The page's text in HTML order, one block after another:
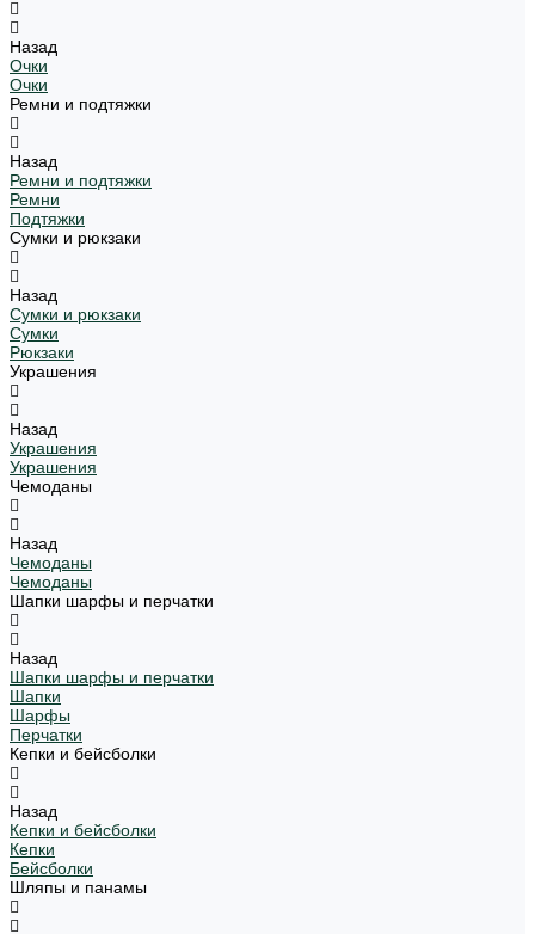
Назад
Очки
Очки
Ремни и подтяжки
Назад
Ремни и подтяжки
Ремни
Подтяжки
Сумки и рюкзаки
Назад
Сумки и рюкзаки
Сумки
Рюкзаки
Украшения
Назад
Украшения
Украшения
Чемоданы
Назад
Чемоданы
Чемоданы
Шапки шарфы и перчатки
Назад
Шапки шарфы и перчатки
Шапки
Шарфы
Перчатки
Кепки и бейсболки
Назад
Кепки и бейсболки
Кепки
Бейсболки
Шляпы и панамы